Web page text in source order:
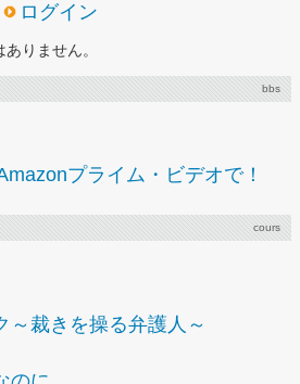
ログイン
りません。
bbs
プライム・ビデオで！
cours
～裁きを操る弁護人～